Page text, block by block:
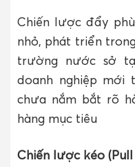
Chiến lược đẩy
nhỏ, phát triển
trường nước sở
doanh nghiệp mới
chưa nắm bắt rõ
hàng mục tiêu
Chiến lược kéo